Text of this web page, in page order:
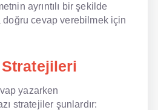
ayrıntılı bir şekilde
doğru cevap verebilmek için
Stratejileri
yazarken
stratejiler şunlardır: